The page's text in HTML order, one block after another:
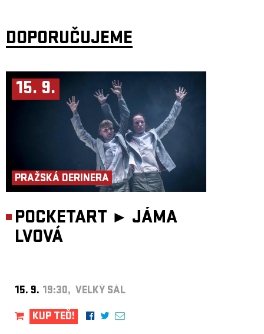
DOPORUČUJEME
15. 9.
PRAŽSKÁ DERINERA
POCKETART ► JÁMA
LVOVÁ
15. 9. 19:30, VELKÝ SÁL
KUP TEĎ!